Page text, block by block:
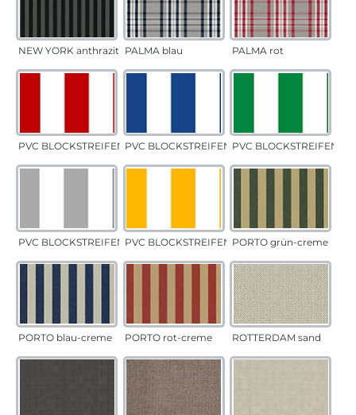
NEW YORK anthrazit PALMA blau PALMA rot
PVC BLOCKSTREIFEN rotPVC BLOCKSTREIFEN blauPVC BLOCKSTREIFEN
PVC BLOCKSTREIFEN grauPVC BLOCKSTREIFEN gelbPORTO grün-creme
PORTO blau-creme PORTO rot-creme ROTTERDAM sand